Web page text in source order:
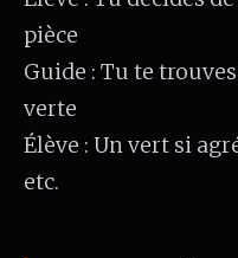
pièce
Guide : Tu te
verte
Élève : Un vert si
etc.